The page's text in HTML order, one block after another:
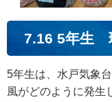
7.16 5年生
5年生は、水戸気象
風がどのように発生